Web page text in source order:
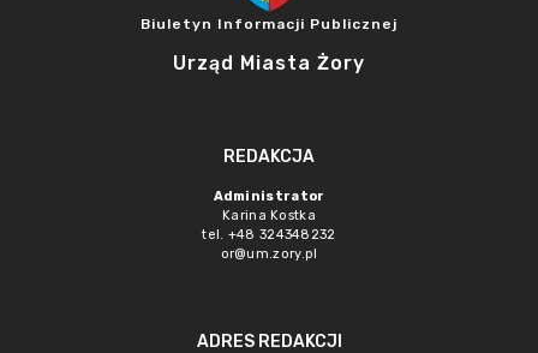
Biuletyn Informacji Publicznej
Urząd Miasta Żory
REDAKCJA
Administrator
Karina Kostka
tel. +48 324348232
or@um.zory.pl
ADRES REDAKCJI